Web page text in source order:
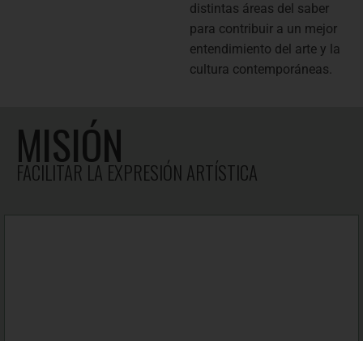
distintas áreas del saber
para contribuir a un mejor
entendimiento del arte y la
cultura contemporáneas.
MISIÓN
FACILITAR LA EXPRESIÓN ARTÍSTICA